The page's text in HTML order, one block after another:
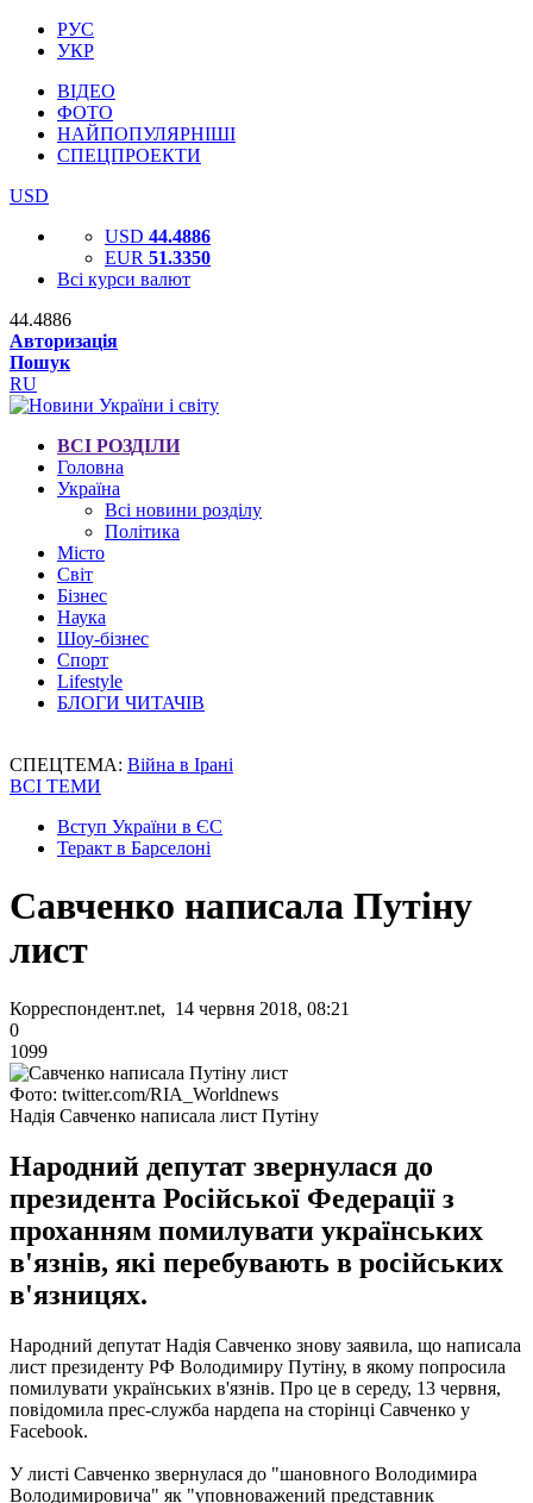
РУС
УКР
ВІДЕО
ФОТО
НАЙПОПУЛЯРНІШІ
СПЕЦПРОЕКТИ
USD
USD 44.4886
EUR 51.3350
Всі курси валют
44.4886
Авторизація
Пошук
RU
ВСІ РОЗДІЛИ
Головна
Україна
Всі новини розділу
Політика
Місто
Світ
Бізнес
Наука
Шоу-бізнес
Спорт
Lifestyle
БЛОГИ ЧИТАЧІВ
СПЕЦТЕМА: Війна в Ірані
ВСІ ТЕМИ
Вступ України в ЄС
Теракт в Барселоні
Савченко написала Путіну
лист
Корреспондент.net, 14 червня 2018, 08:21
0
1099
Фото: twitter.com/RIA_Worldnews
Надія Савченко написала лист Путіну
Народний депутат звернулася до
президента Російської Федерації з
проханням помилувати українських
в'язнів, які перебувають в російських
в'язницях.
Народний депутат Надія Савченко знову заявила, що написала
лист президенту РФ Володимиру Путіну, в якому попросила
помилувати українських в'язнів. Про це в середу, 13 червня,
повідомила прес-служба нардепа на сторінці Савченко у
Facebook.
У листі Савченко звернулася до "шановного Володимира
Володимировича" як "уповноважений представник